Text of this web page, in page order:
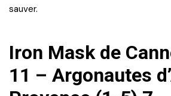
sauver.
Iron Mask de
11 – Argonautes